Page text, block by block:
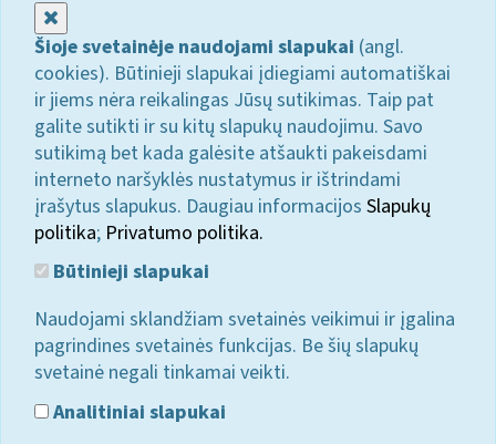
Šioje svetainėje naudojami slapukai (angl.
cookies). Būtinieji slapukai įdiegiami automatiškai
ir jiems nėra reikalingas Jūsų sutikimas. Taip pat
galite sutikti ir su kitų slapukų naudojimu. Savo
sutikimą bet kada galėsite atšaukti pakeisdami
interneto naršyklės nustatymus ir ištrindami
įrašytus slapukus. Daugiau informacijos Slapukų
politika; Privatumo politika.
Būtinieji slapukai
Naudojami sklandžiam svetainės veikimui ir įgalina
pagrindines svetainės funkcijas. Be šių slapukų
svetainė negali tinkamai veikti.
Analitiniai slapukai